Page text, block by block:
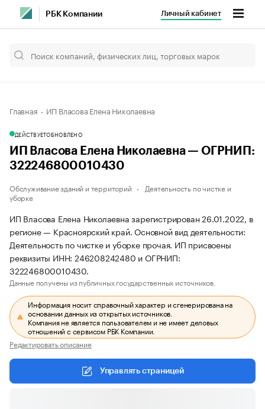
РБК Компании Личный кабинет
Главная ИП Власова Елена Николаевна
ДЕЙСТВУЕТОБНОВЛЕНО
ИП Власова Елена Николаевна — ОГРНИП:
322246800010430
Обслуживание зданий и территорий
Деятельность по чистке и
уборке
ИП Власова Елена Николаевна зарегистрирован 26.01.2022, в
регионе — Красноярский край. Основной вид деятельности:
Деятельность по чистке и уборке прочая. ИП присвоены
реквизиты ИНН: 246208242480 и ОГРНИП:
322246800010430.
Данные получены из публичных государственных источников.
Информация носит справочный характер и сгенерирована на
основании данных из открытых источников.
Компания не является пользователем и не имеет деловых
отношений с сервисом РБК Компании.
Редактировать описание
Управлять страницей